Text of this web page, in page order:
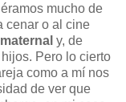
mucho de
cenar o al cine
y, de
Pero lo cierto
como a mí nos
de ver que